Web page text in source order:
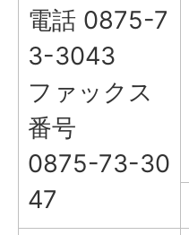
電話 0875-7
3-3043
ファックス
番号
0875-73-30
47